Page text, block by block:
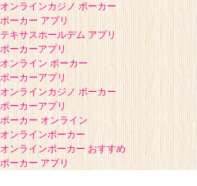
オンラインカジノ ポーカー
ポーカー アプリ
テキサスホールデム アプリ
ポーカーアプリ
オンライン ポーカー
ポーカーアプリ
オンラインカジノ ポーカー
ポーカーアプリ
ポーカー オンライン
オンラインポーカー
オンラインポーカー おすすめ
ポーカー アプリ